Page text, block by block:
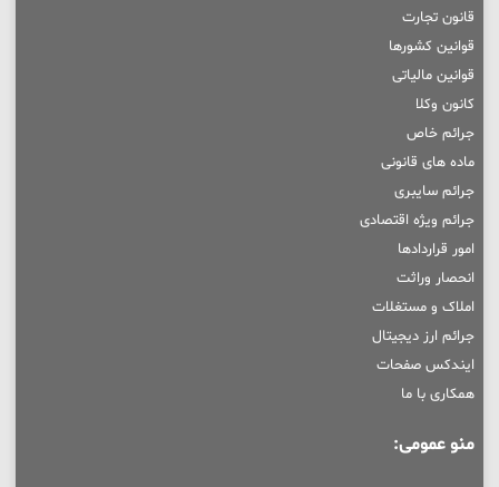
قانون تجارت
قوانین کشورها
قوانین مالیاتی
کانون وکلا
جرائم خاص
ماده های قانونی
جرائم سایبری
جرائم ویژه اقتصادی
امور قراردادها
انحصار وراثت
املاک و مستغلات
جرائم ارز دیجیتال
ایندکس صفحات
همکاری با ما
منو عمومی: